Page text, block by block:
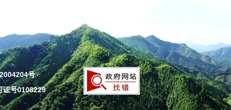
号
证号0108229